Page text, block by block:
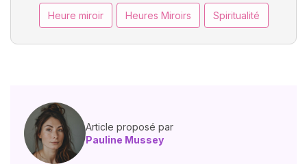
Heure miroir Heures Miroirs Spiritualité
Article proposé par
Pauline Mussey